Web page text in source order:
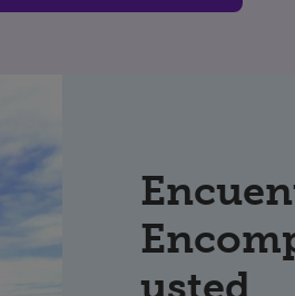
usted